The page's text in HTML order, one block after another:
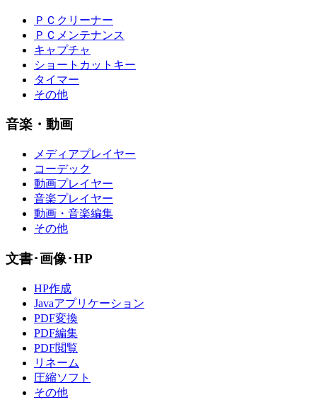
ＰＣクリーナー
ＰＣメンテナンス
キャプチャ
ショートカットキー
タイマー
その他
音楽・動画
メディアプレイヤー
コーデック
動画プレイヤー
音楽プレイヤー
動画・音楽編集
その他
文書･画像･HP
HP作成
Javaアプリケーション
PDF変換
PDF編集
PDF閲覧
リネーム
圧縮ソフト
その他